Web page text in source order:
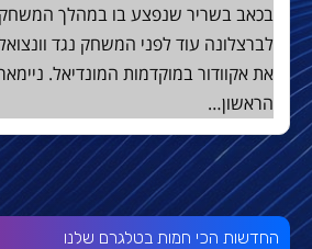
בכאב בשריר שנפצע בו במהלך המשחק
את אקוודור במוקדמות המונדיאל.
הראשון…
החדשות הכי חמות בטלגרם שלנו